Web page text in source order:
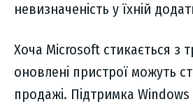
невизначеність у їхній
Хоча Microsoft стикається з
оновлені пристрої можуть
продажі. Підтримка Windows